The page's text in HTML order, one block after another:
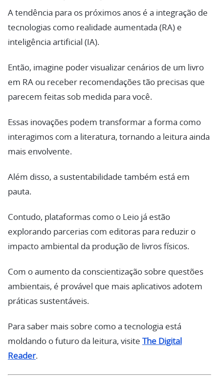
A tendência para os próximos anos é a integração de
tecnologias como realidade aumentada (RA) e
inteligência artificial (IA).
Então, imagine poder visualizar cenários de um livro
em RA ou receber recomendações tão precisas que
parecem feitas sob medida para você.
Essas inovações podem transformar a forma como
interagimos com a literatura, tornando a leitura ainda
mais envolvente.
Além disso, a sustentabilidade também está em
pauta.
Contudo, plataformas como o Leio já estão
explorando parcerias com editoras para reduzir o
impacto ambiental da produção de livros físicos.
Com o aumento da conscientização sobre questões
ambientais, é provável que mais aplicativos adotem
práticas sustentáveis.
Para saber mais sobre como a tecnologia está
moldando o futuro da leitura, visite The Digital
Reader.